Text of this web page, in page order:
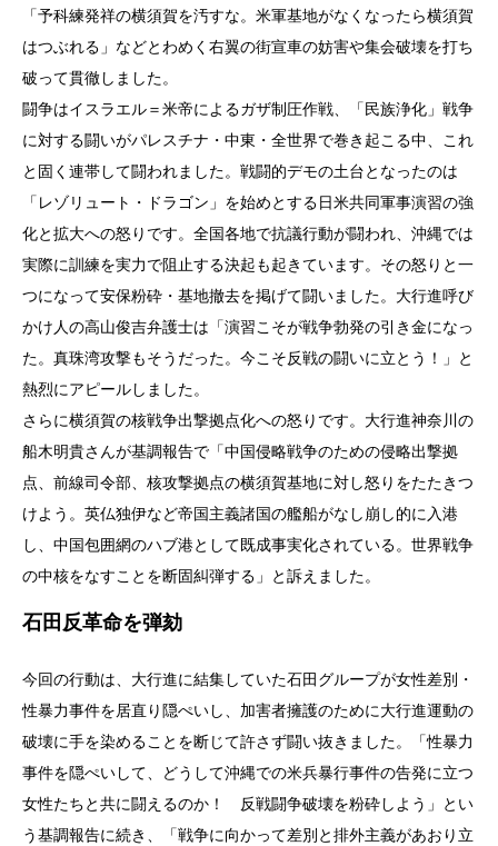
「予科練発祥の横須賀を汚すな。米軍基地がなくなったら横須賀
はつぶれる」などとわめく右翼の街宣車の妨害や集会破壊を打ち
破って貫徹しました。
闘争はイスラエル＝米帝によるガザ制圧作戦、「民族浄化」戦争
に対する闘いがパレスチナ・中東・全世界で巻き起こる中、これ
と固く連帯して闘われました。戦闘的デモの土台となったのは
「レゾリュート・ドラゴン」を始めとする日米共同軍事演習の強
化と拡大への怒りです。全国各地で抗議行動が闘われ、沖縄では
実際に訓練を実力で阻止する決起も起きています。その怒りと一
つになって安保粉砕・基地撤去を掲げて闘いました。大行進呼び
かけ人の高山俊吉弁護士は「演習こそが戦争勃発の引き金になっ
た。真珠湾攻撃もそうだった。今こそ反戦の闘いに立とう！」と
熱烈にアピールしました。
さらに横須賀の核戦争出撃拠点化への怒りです。大行進神奈川の
船木明貴さんが基調報告で「中国侵略戦争のための侵略出撃拠
点、前線司令部、核攻撃拠点の横須賀基地に対し怒りをたたきつ
けよう。英仏独伊など帝国主義諸国の艦船がなし崩し的に入港
し、中国包囲網のハブ港として既成事実化されている。世界戦争
の中核をなすことを断固糾弾する」と訴えました。
石田反革命を弾劾
今回の行動は、大行進に結集していた石田グループが女性差別・
性暴力事件を居直り隠ぺいし、加害者擁護のために大行進運動の
破壊に手を染めることを断じて許さず闘い抜きました。「性暴力
事件を隠ぺいして、どうして沖縄での米兵暴行事件の告発に立つ
女性たちと共に闘えるのか！ 反戦闘争破壊を粉砕しよう」とい
う基調報告に続き、「戦争に向かって差別と排外主義があおり立